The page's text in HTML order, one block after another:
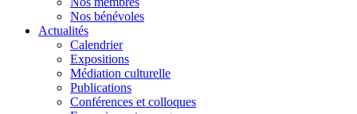
Nos bénévoles
Actualités
Calendrier
Expositions
Médiation culturelle
Publications
Conférences et colloques